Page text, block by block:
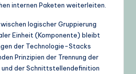
internen Paketen weiterleiten.
logischer Gruppierung
Einheit (Komponente) bleibt
der Technologie-Stacks
Prinzipien der Trennung der
der Schnittstellendefinition